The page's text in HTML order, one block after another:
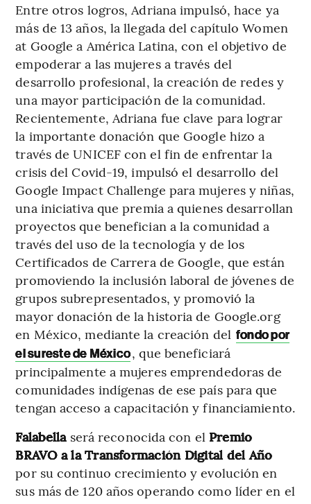
Entre otros logros, Adriana impulsó, hace ya
más de 13 años, la llegada del capítulo Women
at Google a América Latina, con el objetivo de
empoderar a las mujeres a través del
desarrollo profesional, la creación de redes y
una mayor participación de la comunidad.
Recientemente, Adriana fue clave para lograr
la importante donación que Google hizo a
través de UNICEF con el fin de enfrentar la
crisis del Covid-19, impulsó el desarrollo del
Google Impact Challenge para mujeres y niñas,
una iniciativa que premia a quienes desarrollan
proyectos que benefician a la comunidad a
través del uso de la tecnología y de los
Certificados de Carrera de Google, que están
promoviendo la inclusión laboral de jóvenes de
grupos subrepresentados, y promovió la
mayor donación de la historia de Google.org
en México, mediante la creación del fondo por
el sureste de México, que beneficiará
principalmente a mujeres emprendedoras de
comunidades indígenas de ese país para que
tengan acceso a capacitación y financiamiento.
Falabellaserá reconocida con el Premio
BRAVO a la Transformación Digital del Año
por su continuo crecimiento y evolución en
sus más de 120 años operando como líder en el